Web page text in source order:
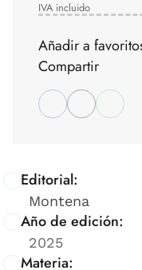
Editorial:
Montena
Año de edición:
2025
Materia:
IVA incluido
Añadir a
Compartir